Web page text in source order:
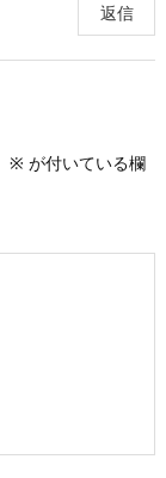
返信
※ が付いている欄